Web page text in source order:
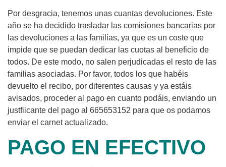
Por desgracia, tenemos unas cuantas devoluciones. Este
año se ha decidido trasladar las comisiones bancarias por
las devoluciones a las familias, ya que es un coste que
impide que se puedan dedicar las cuotas al beneficio de
todos. De este modo, no salen perjudicadas el resto de las
familias asociadas. Por favor, todos los que habéis
devuelto el recibo, por diferentes causas y ya estáis
avisados, proceder al pago en cuanto podáis, enviando un
justfiicante del pago al 665653152 para que os podamos
enviar el carnet actualizado.
PAGO EN EFECTIVO